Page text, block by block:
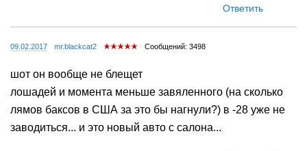
Ответить
09.02.2017 mr.blackcat2 Сообщений: 3498
шот он вообще не блещет
лошадей и момента меньше завяленного (на сколько
лямов баксов в США за это бы нагнули?) в -28 уже не
заводиться... и это новый авто с салона...